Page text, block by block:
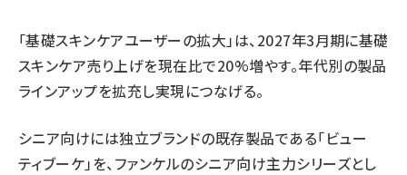
「基礎スキンケアユーザーの拡大」は、2027年3月期に基礎
スキンケア売り上げを現在比で20%増やす。年代別の製品
ラインアップを拡充し実現につなげる。
シニア向けには独立ブランドの既存製品である「ビュー
ティブーケ」を、ファンケルのシニア向け主力シリーズとし